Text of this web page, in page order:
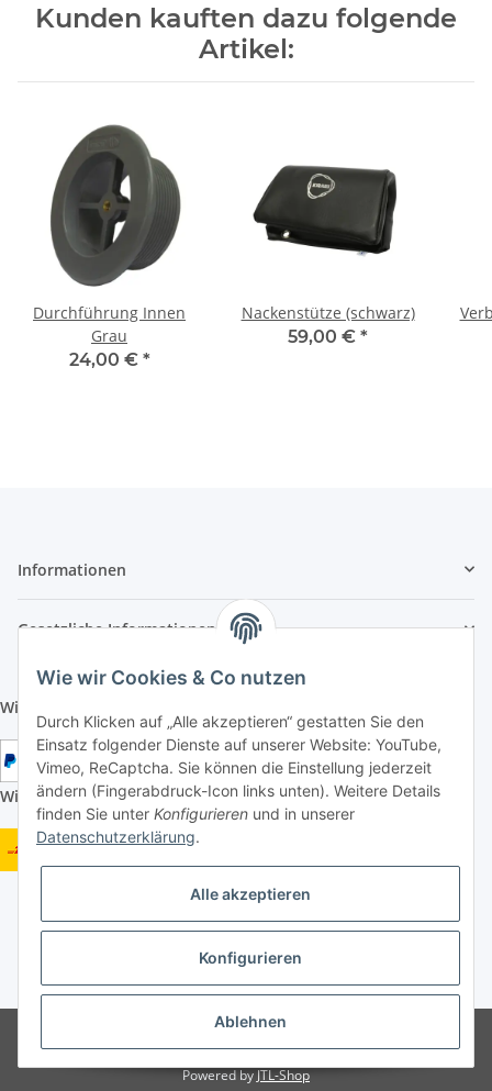
Kunden kauften dazu folgende
Artikel:
Durchführung Innen
Grau
24,00 € *
Nackenstütze (schwarz)
59,00 € *
Informationen
Gesetzliche Informationen
Wir aktzeptieren folgende Zahlungsarten:
Wir versenden mit folgenden Versandarten:
* Alle Preise inkl. gesetzlicher USt., zzgl.
(Tracking aktiv)
Powered byJTL-Shop
Wie wir Cookies & Co nutzen
Durch Klicken auf „Alle akzeptieren“ gestatten Sie den
Einsatz folgender Dienste auf unserer Website: YouTube,
Vimeo, ReCaptcha. Sie können die Einstellung jederzeit
ändern (Fingerabdruck-Icon links unten). Weitere Details
finden Sie unter Konfigurieren und in unserer
Datenschutzerklärung.
Alle akzeptieren
Konfigurieren
Ablehnen